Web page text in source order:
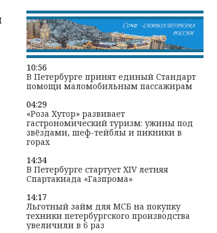
10:56
В Петербурге принят единый Стандарт
помощи маломобильным пассажирам
04:29
«Роза Хутор» развивает
гастрономический туризм: ужины под
звёздами, шеф-тейблы и пикники в
горах
14:34
В Петербурге стартует XIV летняя
Спартакиада «Газпрома»
14:17
Льготный займ для МСБ на покупку
техники петербургского производства
увеличили в 6 раз